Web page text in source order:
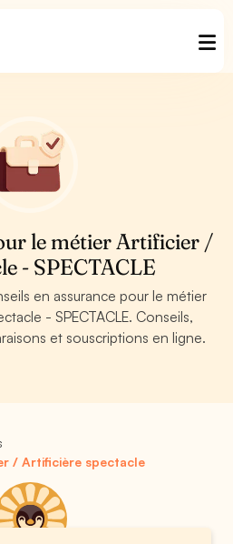
le métier Artificier /
- SPECTACLE
en assurance pour le métier
- SPECTACLE. Conseils,
et souscriptions en ligne.
/ Artificière spectacle